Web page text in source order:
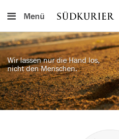
Menü
Wir lassen nur die Hand los,
nicht den Menschen.